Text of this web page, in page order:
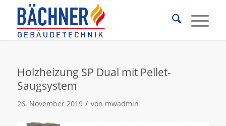
Holzheizung SP Dual mit Pellet-
Saugsystem
26. November 2019 / von mwadmin